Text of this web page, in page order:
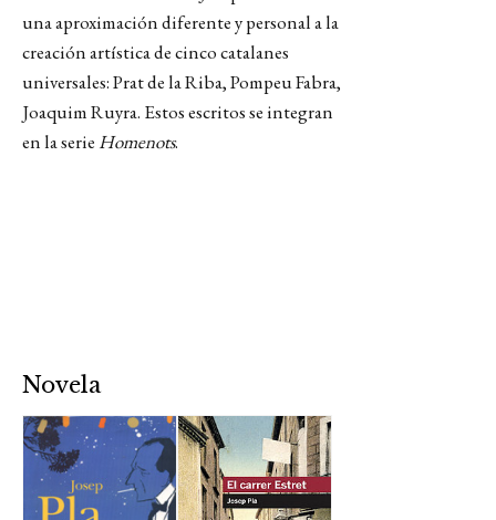
unaaproximacióndiferentey personal a la
creación artística de cinco catalanes
universales: Prat de la Riba, Pompeu Fabra,
Joaquim Ruyra. Estos escritos se integran
en la serie Homenots.
Novela